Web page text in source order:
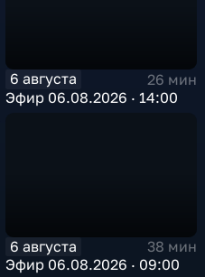
6 августа
26 мин
Эфир 06.08.2026 · 14:00
6 августа
38 мин
Эфир 06.08.2026 · 09:00